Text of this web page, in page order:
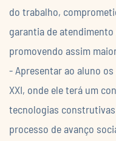
do trabalho,
garantia de
promovendo assim
- Apresentar ao aluno
XXI, onde ele terá um
tecnologias
processo de avanço